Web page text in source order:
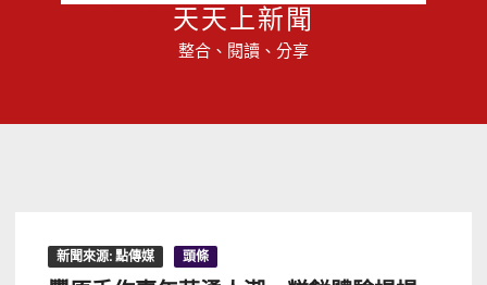
天天上新聞
整合、閱讀、分享
新聞來源: 點傳媒 頭條